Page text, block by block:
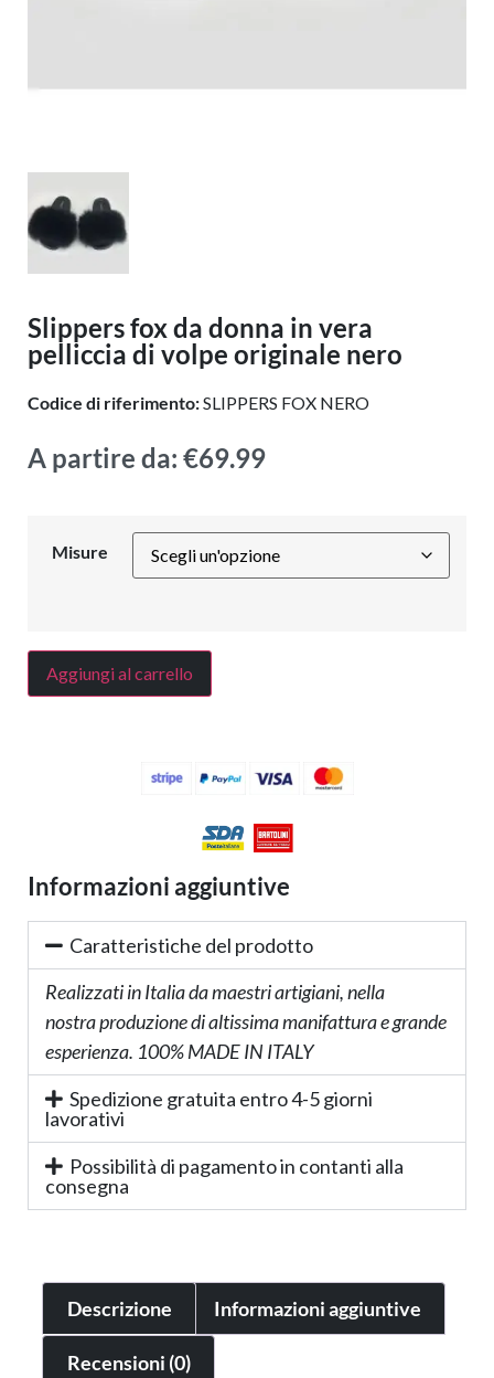
Slippers fox da donna in vera
pelliccia di volpe originale nero
Codice di riferimento:SLIPPERS FOX NERO
A partire da: €69.99
Misure
Aggiungi al carrello
Informazioni aggiuntive
Caratteristiche del prodotto
Realizzati in Italia da maestri artigiani, nella
nostra produzione di altissima manifattura e grande
esperienza. 100% MADE IN ITALY
Spedizione gratuita entro 4-5 giorni
lavorativi
Possibilità di pagamento in contanti alla
consegna
Descrizione Informazioni aggiuntive
Recensioni (0)